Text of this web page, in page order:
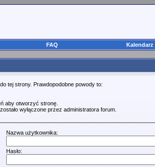
FAQ Kalendarz
tej strony. Prawdopodobne powody to:
aby otworzyć stronę.
wyłączone przez administratora forum.
Nazwa użytkownika:
Hasło: